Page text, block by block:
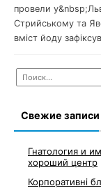
провели
Стрийському та
вміст йоду
Найти:
Свежие записи
Гнатология и
хороший центр
Корпоративні